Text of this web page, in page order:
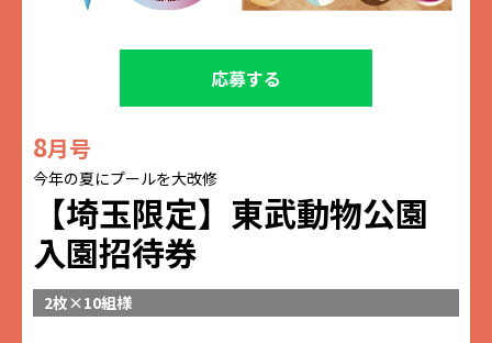
応募する
8月号
今年の夏にプールを大改修
【埼玉限定】東武動物公園
入園招待券
2枚×10組様